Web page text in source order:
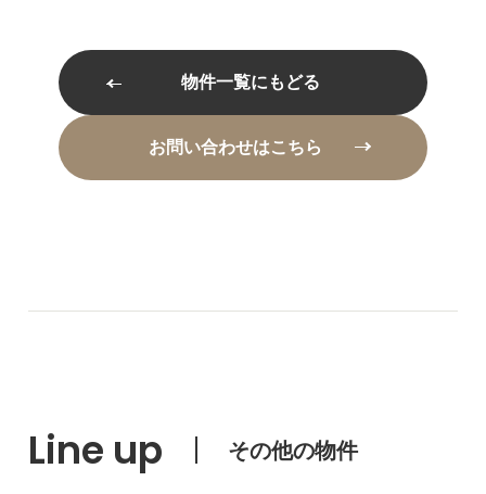
物件一覧にもどる
お問い合わせはこちら
Line up その他の物件